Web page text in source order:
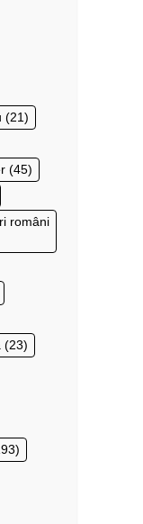
(21)
(45)
români
(23)